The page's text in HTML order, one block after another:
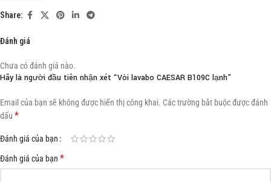
Share:
Đánh giá
Chưa có đánh giá nào.
Hãy là người đầu tiên nhận xét “Vòi lavabo CAESAR B109C lạnh”
Email của bạn sẽ không được hiển thị công khai. Các trường bắt buộc được đánh
dấu *
Đánh giá của bạn
Đánh giá của bạn *